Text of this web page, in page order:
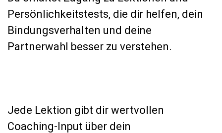
Persönlichkeitstests, die dir helfen, dein
Bindungsverhalten und deine
Partnerwahl besser zu verstehen.
Jede Lektion gibt dir wertvollen
Coaching-Input über dein